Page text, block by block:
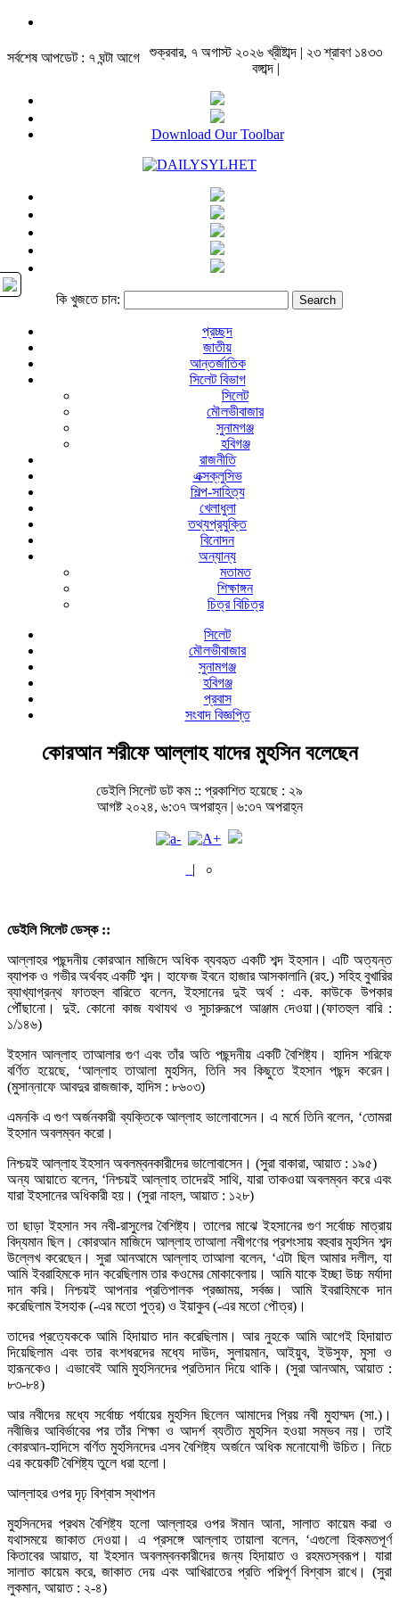
সর্বশেষ আপডেট : ৭ ঘন্টা আগে
শুক্রবার, ৭ অগাস্ট ২০২৬ খ্রীষ্টাব্দ | ২৩ শ্রাবণ ১৪৩৩
বঙ্গাব্দ |
Download Our Toolbar
কি খুজতে চান:
প্রচ্ছদ
জাতীয়
আন্তর্জাতিক
সিলেট বিভাগ
সিলেট
মৌলভীবাজার
সুনামগঞ্জ
হবিগঞ্জ
রাজনীতি
এক্সক্লুসিভ
শিল্প-সাহিত্য
খেলাধুলা
তথ্যপ্রযুক্তি
বিনোদন
অন্যান্য
মতামত
শিক্ষাঙ্গন
চিত্র বিচিত্র
সিলেট
মৌলভীবাজার
সুনামগঞ্জ
হবিগঞ্জ
প্রবাস
সংবাদ বিজ্ঞপ্তি
কোরআন শরীফে আল্লাহ যাদের মুহসিন বলেছেন
ডেইলি সিলেট ডট কম :: প্রকাশিত হয়েছে : ২৯
আগষ্ট ২০২৪, ৬:৩৭ অপরাহ্ন | ৬:৩৭ অপরাহ্ন
| ০
ডেইলি সিলেট ডেস্ক ::
আল্লাহর পছন্দনীয় কোরআন মাজিদে অধিক ব্যবহৃত একটি শব্দ ইহসান। এটি অত্যন্ত
ব্যাপক ও গভীর অর্থবহ একটি শব্দ। হাফেজ ইবনে হাজার আসকালানি (রহ.) সহিহ বুখারির
ব্যাখ্যাগ্রন্থ ফাতহুল বারিতে বলেন, ইহসানের দুই অর্থ : এক. কাউকে উপকার
পৌঁছানো। দুই. কোনো কাজ যথাযথ ও সুচারুরূপে আঞ্জাম দেওয়া।(ফাতহুল বারি :
১/১৪৬)
ইহসান আল্লাহ তাআলার গুণ এবং তাঁর অতি পছন্দনীয় একটি বৈশিষ্ট্য। হাদিস শরিফে
বর্ণিত হয়েছে, ‘আল্লাহ তাআলা মুহসিন, তিনি সব কিছুতে ইহসান পছন্দ করেন।
(মুসান্নাফে আবদুর রাজজাক, হাদিস : ৮৬০৩)
এমনকি এ গুণ অর্জনকারী ব্যক্তিকে আল্লাহ ভালোবাসেন। এ মর্মে তিনি বলেন, ‘তোমরা
ইহসান অবলম্বন করো।
নিশ্চয়ই আল্লাহ ইহসান অবলম্বনকারীদের ভালোবাসেন। (সুরা বাকারা, আয়াত : ১৯৫)
অন্য আয়াতে বলেন, ‘নিশ্চয়ই আল্লাহ তাদেরই সাথি, যারা তাকওয়া অবলম্বন করে এবং
যারা ইহসানের অধিকারী হয়। (সুরা নাহল, আয়াত : ১২৮)
তা ছাড়া ইহসান সব নবী-রাসুলের বৈশিষ্ট্য। তালের মাঝে ইহসানের গুণ সর্বোচ্চ মাত্রায়
বিদ্যমান ছিল। কোরআন মাজিদে আল্লাহ তাআলা নবীগণের প্রশংসায় বহুবার মুহসিন শব্দ
উল্লেখ করেছেন। সুরা আনআমে আল্লাহ তাআলা বলেন, ‘এটা ছিল আমার দলীল, যা
আমি ইবরাহিমকে দান করেছিলাম তার কওমের মোকাবেলায়। আমি যাকে ইচ্ছা উচ্চ মর্যাদা
দান করি। নিশ্চয়ই আপনার প্রতিপালক প্রজ্ঞাময়, সর্বজ্ঞ। আমি ইবরাহিমকে দান
করেছিলাম ইসহাক (-এর মতো পুত্র) ও ইয়াকুব (-এর মতো পৌত্র)।
তাদের প্রত্যেককে আমি হিদায়াত দান করেছিলাম। আর নুহকে আমি আগেই হিদায়াত
দিয়েছিলাম এবং তার বংশধরদের মধ্যে দাউদ, সুলায়মান, আইয়ুব, ইউসুফ, মুসা ও
হারূনকেও। এভাবেই আমি মুহসিনদের প্রতিদান দিয়ে থাকি। (সুরা আনআম, আয়াত :
৮৩-৮৪)
আর নবীদের মধ্যে সর্বোচ্চ পর্যায়ের মুহসিন ছিলেন আমাদের প্রিয় নবী মুহাম্মদ (সা.)।
নবীজির আবির্ভাবের পর তাঁর শিক্ষা ও আদর্শ ব্যতীত মুহসিন হওয়া সম্ভব নয়। তাই
কোরআন-হাদিসে বর্ণিত মুহসিনদের এসব বৈশিষ্ট্য অর্জনে অধিক মনোযোগী উচিত। নিচে
এর কয়েকটি বৈশিষ্ট্য তুলে ধরা হলো।
আল্লাহর ওপর দৃঢ় বিশ্বাস স্থাপন
মুহসিনদের প্রথম বৈশিষ্ট্য হলো আল্লাহর ওপর ঈমান আনা, সালাত কায়েম করা ও
যথাসময়ে জাকাত দেওয়া। এ প্রসঙ্গে আল্লাহ তায়ালা বলেন, ‘এগুলো হিকমতপূর্ণ
কিতাবের আয়াত, যা ইহসান অবলম্বনকারীদের জন্য হিদায়াত ও রহমতস্বরূপ। যারা
সালাত কায়েম করে, জাকাত দেয় এবং আখিরাতের প্রতি পরিপূর্ণ বিশ্বাস রাখে। (সুরা
লুকমান, আয়াত : ২-৪)